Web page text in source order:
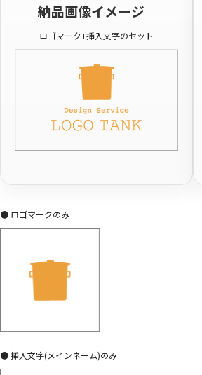
納品画像イメージ
ロゴマーク+挿入文字のセット
● ロゴマークのみ
● 挿入文字(メインネーム)のみ